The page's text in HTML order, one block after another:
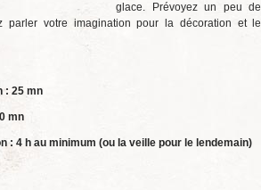
glace. Prévoyez un peu de
parler votre imagination pour la décoration et le
: 25 mn
mn
: 4 h au minimum (ou la veille pour le lendemain)